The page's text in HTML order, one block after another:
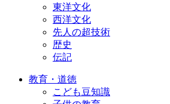
東洋文化
西洋文化
先人の超技術
歴史
伝記
教育・道徳
こども豆知識